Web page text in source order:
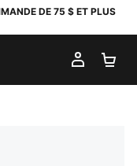
DE 75 $ ET PLUS
MON